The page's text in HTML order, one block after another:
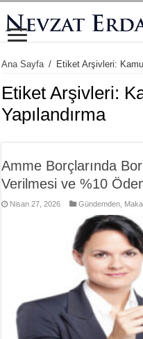
Ana Sayfa / Etiket Arşivleri:
Etiket Arşivleri:
Yapılandırma
Amme Borçlarında
Verilmesi ve %10
Nisan 27, 2026 Gündemden